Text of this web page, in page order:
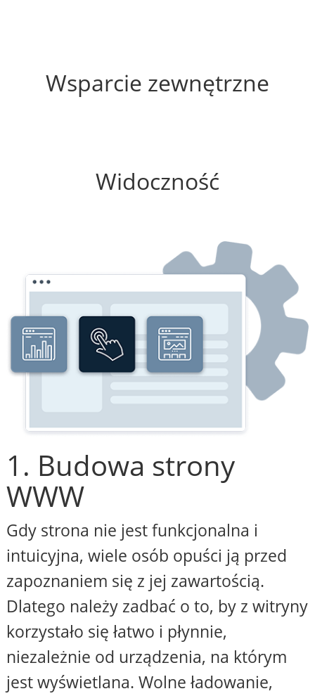
Wsparcie zewnętrzne
Widoczność
1. Budowa strony
WWW
Gdy strona nie jest funkcjonalna i
intuicyjna, wiele osób opuści ją przed
zapoznaniem się z jej zawartością.
Dlatego należy zadbać o to, by z witryny
korzystało się łatwo i płynnie,
niezależnie od urządzenia, na którym
jest wyświetlana. Wolne ładowanie,